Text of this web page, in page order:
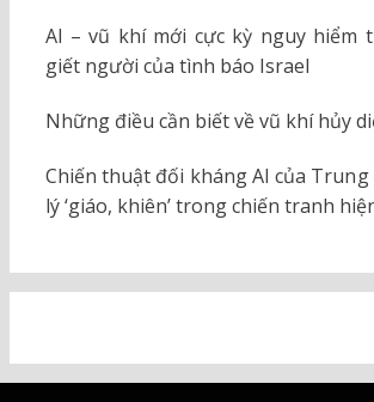
AI – vũ khí mới cực kỳ nguy hiểm
giết người của tình báo Israel
Những điều cần biết về vũ khí hủy
Chiến thuật đối kháng AI của
lý ‘giáo, khiên’ trong chiến tranh